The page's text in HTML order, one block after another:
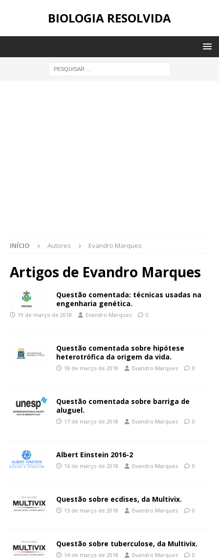
BIOLOGIA RESOLVIDA
INÍCIO Autores Evandro Marques
Artigos de Evandro Marques
Questão comentada: técnicas usadas na
engenharia genética.
19 de março de 2018 Evandro Marques 0
Questão comentada sobre hipótese
heterotrófica da origem da vida.
18 de março de 2018 Evandro Marques 0
Questão comentada sobre barriga de
aluguel.
17 de março de 2018 Evandro Marques 0
Albert Einstein 2016-2
16 de março de 2018 Evandro Marques 0
Questão sobre ecdises, da Multivix.
15 de março de 2018 Evandro Marques 0
Questão sobre tuberculose, da Multivix.
14 de março de 2018 Evandro Marques 0